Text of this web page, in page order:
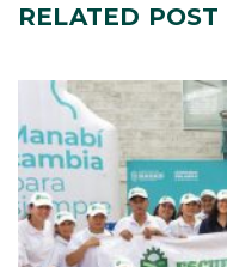
RELATED POST